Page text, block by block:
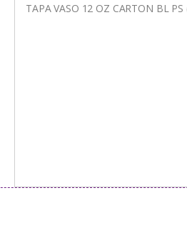
TAPA VASO 12 OZ CARTON BL PS